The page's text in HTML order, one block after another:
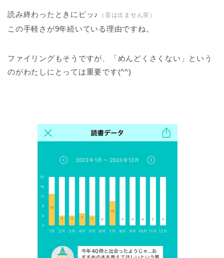
読み終わったときにピッ♪ （音は出ません笑）
この手軽さが9年続いている理由ですね。
ファイリングもそうですが、「めんどくさくない」という
のがわたしにとっては重要です(^^)